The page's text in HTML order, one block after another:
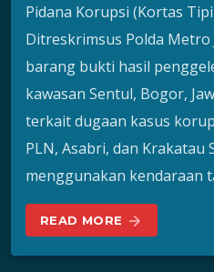
Pidana Korupsi (Kortas
Ditreskrimsus Polda
barang bukti hasil
kawasan Sentul, Bogor,
terkait dugaan kasus
PLN, Asabri, dan
menggunakan kendaraan
READ MORE arrow_forward